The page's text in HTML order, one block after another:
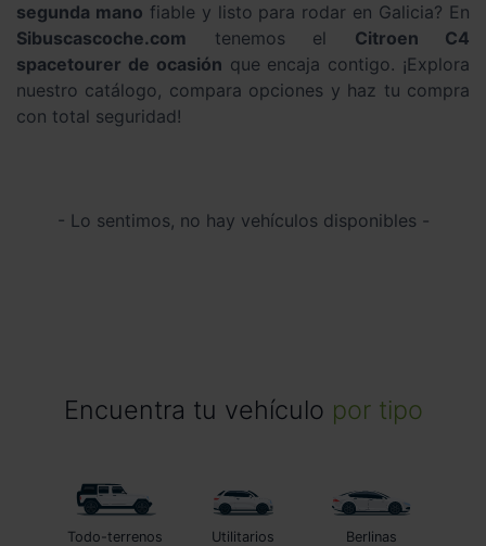
segunda mano fiable y listo para rodar en Galicia? En
Sibuscascoche.com tenemos el Citroen C4
spacetourer de ocasión que encaja contigo. ¡Explora
nuestro catálogo, compara opciones y haz tu compra
con total seguridad!
- Lo sentimos, no hay vehículos disponibles -
Encuentra tu vehículo por tipo
Todo-terrenos Utilitarios Berlinas